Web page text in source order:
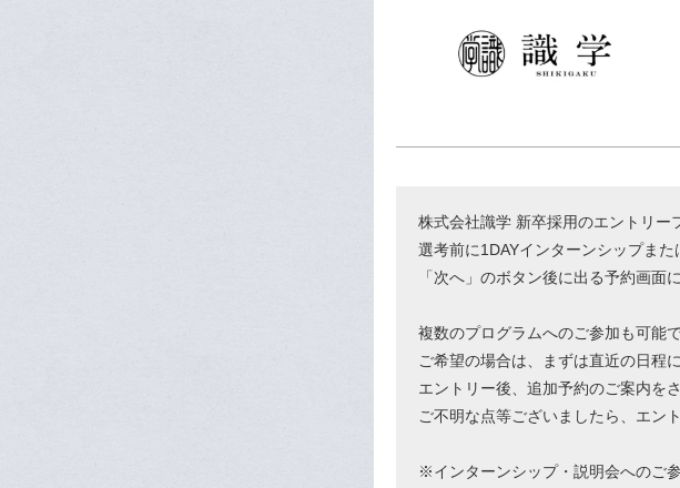
株式会社識学 新卒採用のエントリー
選考前に1DAYインターンシップま
「次へ」のボタン後に出る予約画面
複数のプログラムへのご参加も可能で
ご希望の場合は、まずは直近の日程
エントリー後、追加予約のご案内を
ご不明な点等ございましたら、エン
※インターンシップ・説明会へのご